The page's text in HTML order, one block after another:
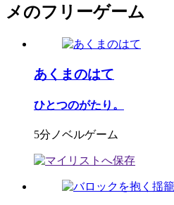
メのフリーゲーム
あくまのはて
ひとつのがたり。
5分ノベルゲーム